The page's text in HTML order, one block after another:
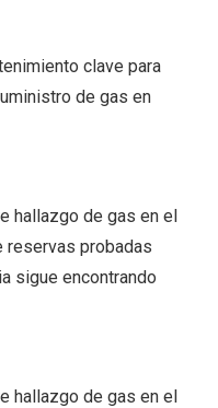
clave para
de gas en
hallazgo de gas en el
reservas probadas
sigue encontrando
hallazgo de gas en el